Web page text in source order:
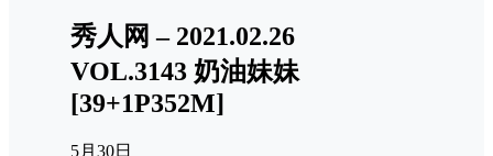
秀人网 – 2021.02.26
VOL.3143 奶油妹妹
[39+1P352M]
5月30日